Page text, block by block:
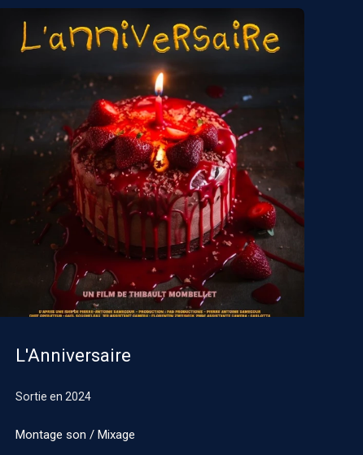
L'Anniversaire
Sortie en 2024
Montage son / Mixage